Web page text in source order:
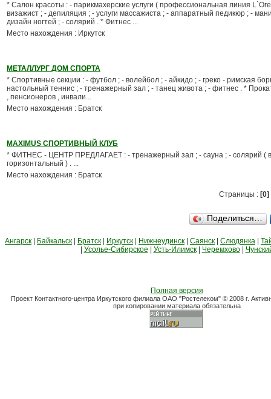
* Салон красоты : - парикмахерские услуги ( профессиональная линия
визажист ; - депиляция ; - услуги массажиста ; - аппаратный педикюр ; -
дизайн ногтей ; - солярий . * Фитнес ...
Место нахождения : Иркутск
МЕТАЛЛУРГ ДОМ СПОРТА
* Спортивные секции : - футбол ; - волейбол ; - айкидо ; - греко - римская
настольный теннис ; - тренажерный зал ; - танец живота ; - фитнес . *
, пенсионеров , инвали...
Место нахождения : Братск
MAXIMUS СПОРТИВНЫЙ КЛУБ
* ФИТНЕС - ЦЕНТР ПРЕДЛАГАЕТ : - тренажерный зал ; - сауна ; - солярий (
горизонтальный ) . ...
Место нахождения : Братск
Страницы : [0]
Поделиться…
Ангарск Байкальск Братск Иркутск Нижнеудинск Саянск Слюдянка
Усолье-Сибирское Усть-Илимск| Черемхово|
Полная версия
Проект Контактного-центра Иркутского филиала ОАО "Ростелеком" © 2008 г.
при копировании материала обязательна